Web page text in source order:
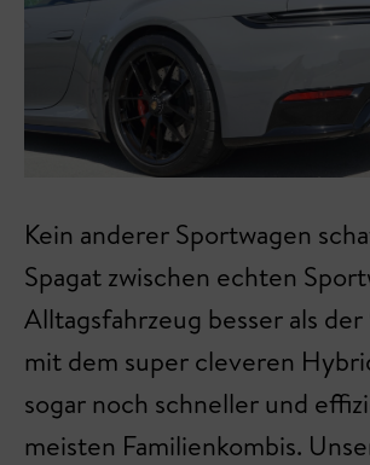
Kein anderer Sportwagen
Spagat zwischen echten
Alltagsfahrzeug besser als der
mit dem super cleveren
sogar noch schneller und
meisten Familienkombis.